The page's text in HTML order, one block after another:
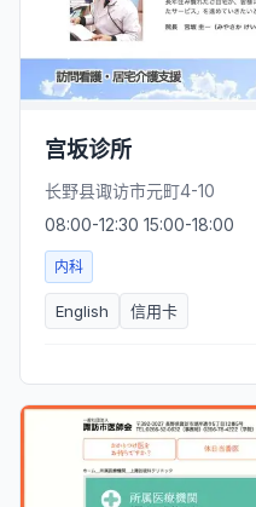
宫坂诊所
长野县诹访市元町4-10
08:00-12:30 15:00-18:00
内科
English 信用卡